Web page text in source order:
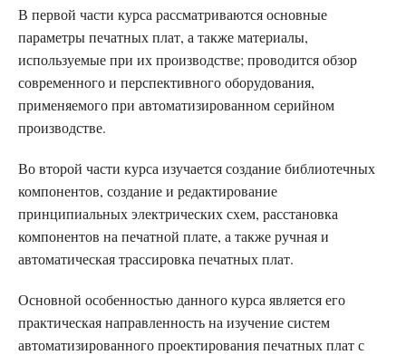
В первой части курса рассматриваются основные
параметры печатных плат, а также материалы,
используемые при их производстве; проводится обзор
современного и перспективного оборудования,
применяемого при автоматизированном серийном
производстве.
Во второй части курса изучается создание библиотечных
компонентов, создание и редактирование
принципиальных электрических схем, расстановка
компонентов на печатной плате, а также ручная и
автоматическая трассировка печатных плат.
Основной особенностью данного курса является его
практическая направленность на изучение систем
автоматизированного проектирования печатных плат с